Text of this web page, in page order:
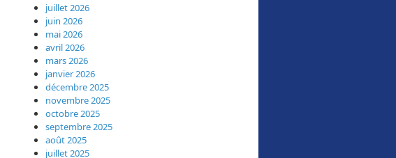
juillet 2026
juin 2026
mai 2026
avril 2026
mars 2026
janvier 2026
décembre 2025
novembre 2025
octobre 2025
septembre 2025
août 2025
juillet 2025